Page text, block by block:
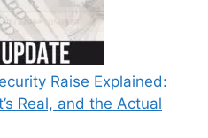
Raise Explained:
Real, and the Actual